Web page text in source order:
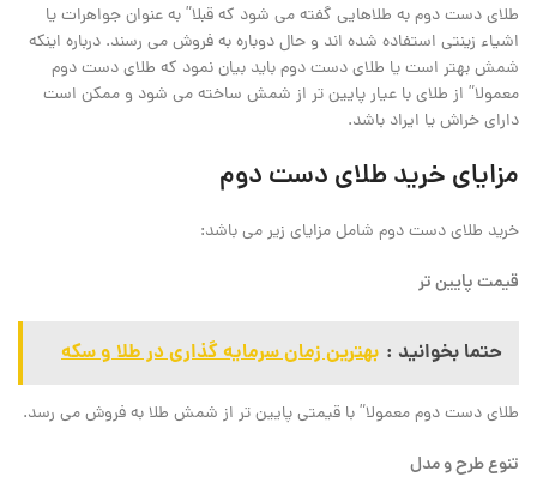
طلای دست دوم به طلاهایی گفته می ‌شود که قبلا” به عنوان جواهرات یا
اشیاء زینتی استفاده شده ‌اند و حال دوباره به فروش می‌ رسند. درباره اینکه
شمش بهتر است یا طلای دست دوم باید بیان نمود که طلای دست دوم
معمولا” از طلای با عیار پایین ‌تر از شمش ساخته می ‌شود و ممکن است
دارای خراش یا ایراد باشد.
مزایای خرید طلای دست دوم
خرید طلای دست دوم شامل مزایای زیر می باشد:
قیمت پایین ‌تر
حتما بخوانید : بهترین زمان سرمایه گذاری در طلا و سکه
طلای دست دوم معمولا” با قیمتی پایین ‌تر از شمش طلا به فروش می ‌رسد.
تنوع طرح و مدل